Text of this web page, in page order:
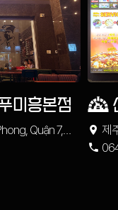
미흥본점
Quận 7,
제
성